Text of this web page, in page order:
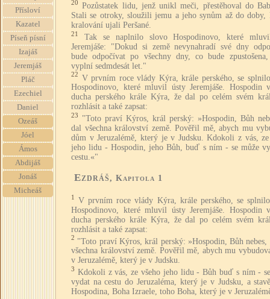
Přísloví
Kazatel
Píseň písní
Izajáš
Jeremjáš
Pláč
Ezechiel
Daniel
Ozeáš
Jóel
Ámos
Abdijáš
Jonáš
Micheáš
20
Pozůstatek lidu, jenž unikl meči, přestěhoval do
Stali se otroky, sloužili jemu a jeho synům až do doby,
kralování ujali Peršané.
21
Tak se naplnilo slovo Hospodinovo, které
Jeremjáše: "Dokud si země nevynahradí své dny
bude odpočívat po všechny dny, co bude
vyplní sedmdesát let."
22 V prvním roce vlády Kýra, krále perského, se
Hospodinovo, které mluvil ústy Jeremjáše. Hospodin
ducha perského krále Kýra, že dal po celém svém
rozhlásit a také zapsat:
23
"Toto praví Kýros, král perský: »Hospodin, Bůh
dal všechna království země. Pověřil mě, abych mu
dům v Jeruzalémě, který je v Judsku. Kdokoli z vás, ze
jeho lidu - Hospodin, jeho Bůh, buď s ním - se může
cestu.«"
Ezdráš, Kapitola 1
1
V prvním roce vlády Kýra, krále perského, se
Hospodinovo, které mluvil ústy Jeremjáše. Hospodin
ducha perského krále Kýra, že dal po celém svém
rozhlásit a také zapsat:
2 "Toto praví Kýros, král perský: »Hospodin, Bůh
všechna království země. Pověřil mě, abych mu
v Jeruzalémě, který je v Judsku.
3 Kdokoli z vás, ze všeho jeho lidu - Bůh buď s ním -
vydat na cestu do Jeruzaléma, který je v Judsku, a
Hospodina, Boha Izraele, toho Boha, který je v